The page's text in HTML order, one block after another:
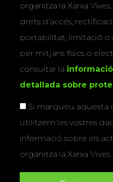
organitza la Xarxa
drets d’accés,
portabilitat, limitació o
per mitjans físics o
consultar la
detallada sobre
Si marqueu aquesta
utilitzem les vostres
informació sobre els
organitza la Xarxa Vives.